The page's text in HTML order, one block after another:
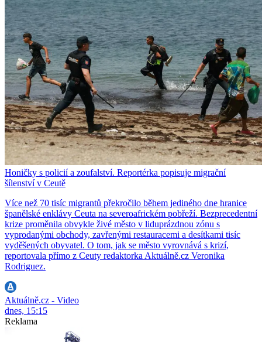
Honičky s policií a zoufalství. Reportérka popisuje migrační
šílenství v Ceutě
Více než 70 tisíc migrantů překročilo během jediného dne hranice
španělské enklávy Ceuta na severoafrickém pobřeží. Bezprecedentní
krize proměnila obvykle živé město v liduprázdnou zónu s
vyprodanými obchody, zavřenými restauracemi a desítkami tisíc
vyděšených obyvatel. O tom, jak se město vyrovnává s krizí,
reportovala přímo z Ceuty redaktorka Aktuálně.cz Veronika
Rodriguez.
Aktuálně.cz - Video
dnes, 15:15
Reklama